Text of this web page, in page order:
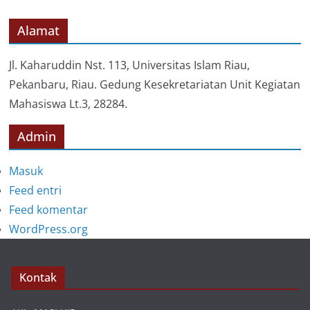
r
i
Alamat
Jl. Kaharuddin Nst. 113, Universitas Islam Riau,
Pekanbaru, Riau. Gedung Kesekretariatan Unit Kegiatan
Mahasiswa Lt.3, 28284.
Admin
Masuk
Feed entri
Feed komentar
WordPress.org
Kontak